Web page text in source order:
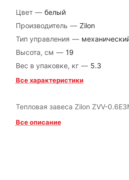
Цвет — белый
Производитель — Zilon
Тип управления —
Высота, см — 19
Вес в упаковке, кг — 5.3
Все характеристики
Тепловая завеса Zilon ZVV-
Все описание